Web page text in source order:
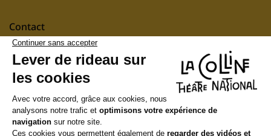
Contact
Mentions légales
nous soutenir
Suivez-nous